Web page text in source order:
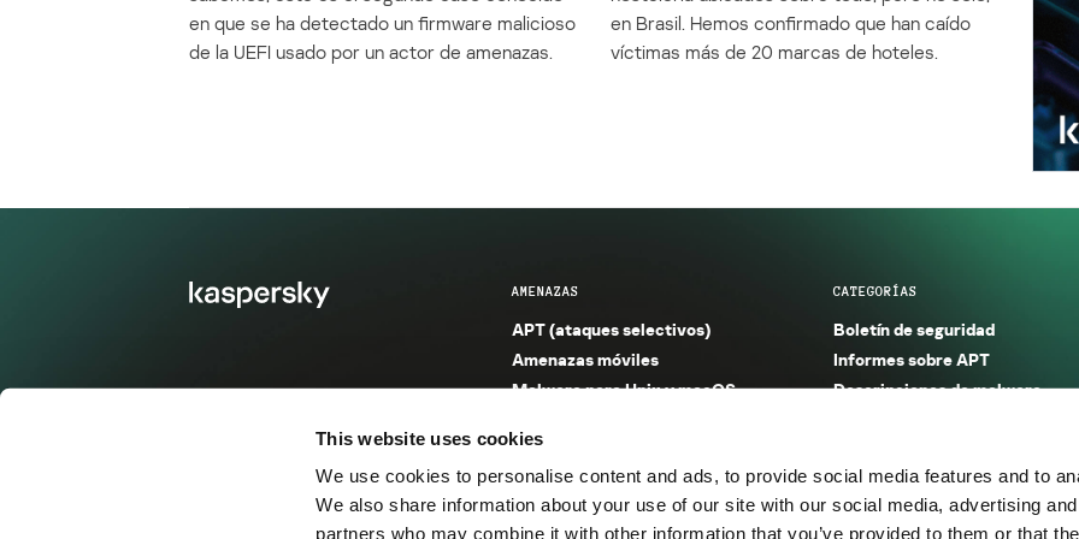
This website uses cookies
We use cookies to personalise content and ads, to provide social media features and to
We also share information about your use of our site with our social media, advertising
partners who may combine it with other information that you’ve provided to them or that
en que se ha detectado un firmware malicioso
de la UEFI usado por un actor de amenazas.
en Brasil. Hemos confirmado que han caído
víctimas más de 20 marcas de hoteles.
AMENAZAS
APT (ataques selectivos)
Amenazas móviles
Malware para Unix y macOS
Entorno seguro (IoT)
Amenazas financieras
Amenazas industriales
CATEGORÍAS
Boletín de seguridad
Informes sobre APT
Descripciones de malware
Informes sobre spam y
Publicaciones